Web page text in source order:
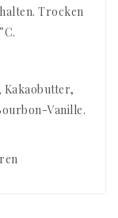
Trocken
Kakaobutter,
Vanille.